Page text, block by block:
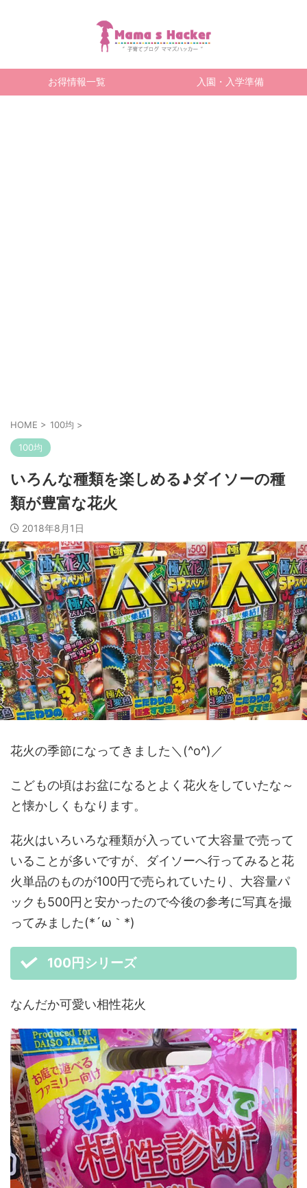
お得情報一覧 入園・入学準備
HOME > 100均 >
100均
いろんな種類を楽しめる♪ダイソーの種
類が豊富な花火
2018年8月1日
花火の季節になってきました＼(^o^)／
こどもの頃はお盆になるとよく花火をしていたな～
と懐かしくもなります。
花火はいろいろな種類が入っていて大容量で売って
いることが多いですが、ダイソーへ行ってみると花
火単品のものが100円で売られていたり、大容量パ
ックも500円と安かったので今後の参考に写真を撮
ってみました(*´ω｀*)
100円シリーズ
なんだか可愛い相性花火